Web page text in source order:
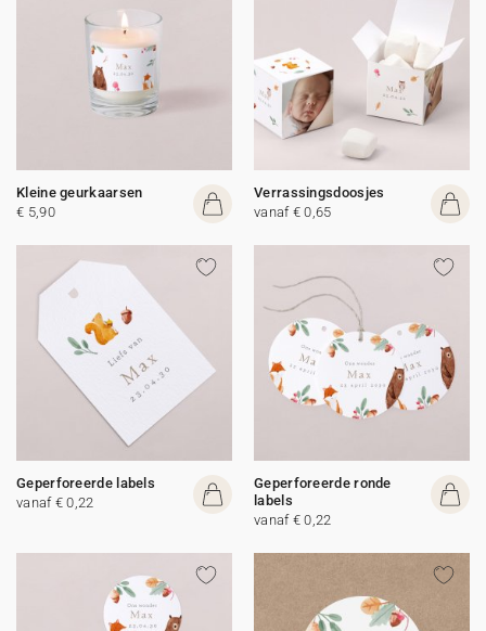
Kleine geurkaarsen
€ 5,90
Verrassingsdoosjes
vanaf € 0,65
Geperforeerde labels
vanaf € 0,22
Geperforeerde ronde
labels
vanaf € 0,22